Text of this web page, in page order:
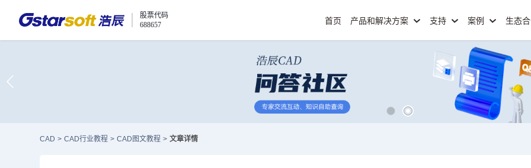
股票代码
688657
首页 产品和解决方案 支持 案例 生态
CAD > CAD行业教程 > CAD图文教程 > 文章详情